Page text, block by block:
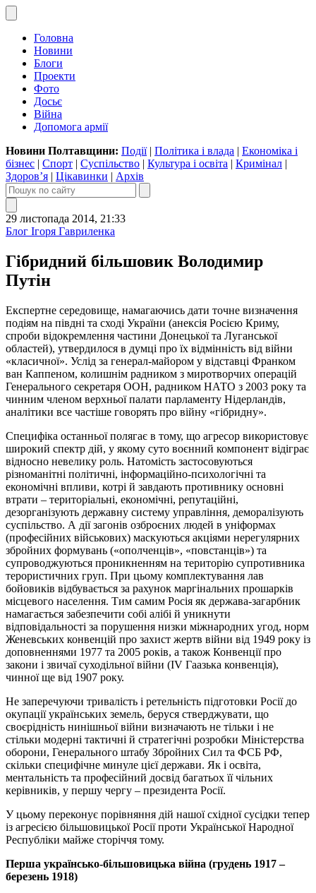
Головна
Новини
Блоги
Проекти
Фото
Досьє
Війна
Допомога армії
Новини Полтавщини: Події| Політика і влада | Економіка і
бізнес | Спорт | Суспільство | Культура і освіта | Кримінал |
Здоров’я | Цікавинки | Архів
29 листопада 2014, 21:33
Блог Ігоря Гавриленка
Гібридний більшовик Володимир
Путін
Експертне середовище, намагаючись дати точне визначення
подіям на півдні та сході України (анексія Росією Криму,
спроби відокремлення частини Донецької та Луганської
областей), утвердилося в думці про їх відмінність від війни
«класичної». Услід за генерал-майором у відставці Франком
ван Каппеном, колишнім радником з миротворчих операцій
Генерального секретаря ООН, радником НАТО з 2003 року та
чинним членом верхньої палати парламенту Нідерландів,
аналітики все частіше говорять про війну «гібридну».
Специфіка останньої полягає в тому, що агресор використовує
широкий спектр дій, у якому суто воєнний компонент відіграє
відносно невелику роль. Натомість застосовуються
різноманітні політичні, інформаційно-психологічні та
економічні впливи, котрі й завдають противнику основні
втрати – територіальні, економічні, репутаційні,
дезорганізують державну систему управління, деморалізують
суспільство. А дії загонів озброєних людей в уніформах
(професійних військових) маскуються акціями нерегулярних
збройних формувань («ополченців», «повстанців») та
супроводжуються проникненням на територію супротивника
терористичних груп. При цьому комплектування лав
бойовиків відбувається за рахунок маргінальних прошарків
місцевого населення. Тим самим Росія як держава-загарбник
намагається забезпечити собі алібі й уникнути
відповідальності за порушення низки міжнародних угод, норм
Женевських конвенцій про захист жертв війни від 1949 року із
доповненнями 1977 та 2005 років, а також Конвенції про
закони і звичаї суходільної війни (IV Гаазька конвенція),
чинної ще від 1907 року.
Не заперечуючи тривалість і ретельність підготовки Росії до
окупації українських земель, беруся стверджувати, що
своєрідність нинішньої війни визначають не тільки і не
стільки модерні тактичні й стратегічні розробки Міністерства
оборони, Генерального штабу Збройних Сил та ФСБ РФ,
скільки специфічне минуле цієї держави. Як і освіта,
ментальність та професійний досвід багатьох її чільних
керівників, у першу чергу – президента Росії.
У цьому переконує порівняння дій нашої східної сусідки тепер
із агресією більшовицької Росії проти Української Народної
Республіки майже сторіччя тому.
Перша українсько-більшовицька війна (грудень 1917 –
березень 1918)